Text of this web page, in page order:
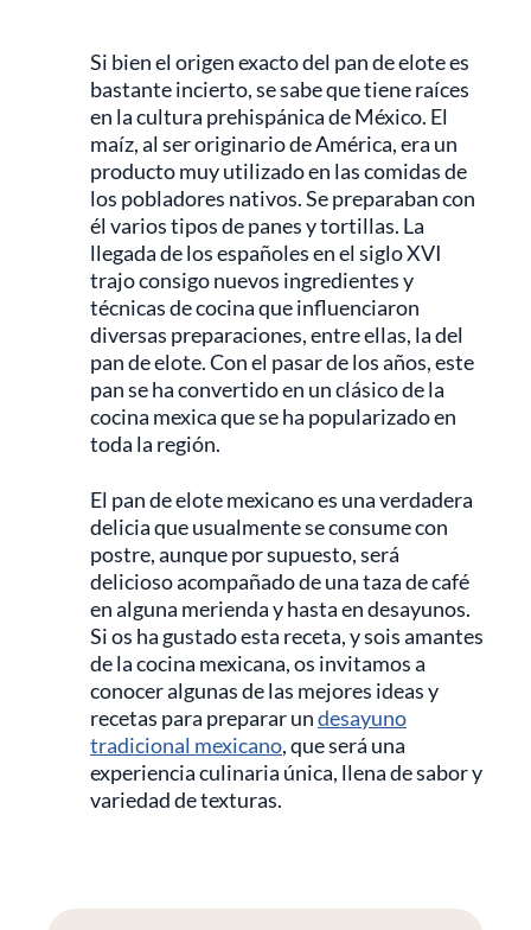
Si bien el origen exacto del pan de elote es
bastante incierto, se sabe que tiene raíces
en la cultura prehispánica de México. El
maíz, al ser originario de América, era un
producto muy utilizado en las comidas de
los pobladores nativos. Se preparaban con
él varios tipos de panes y tortillas. La
llegada de los españoles en el siglo XVI
trajo consigo nuevos ingredientes y
técnicas de cocina que influenciaron
diversas preparaciones, entre ellas, la del
pan de elote. Con el pasar de los años, este
pan se ha convertido en un clásico de la
cocina mexica que se ha popularizado en
toda la región.
El pan de elote mexicano es una verdadera
delicia que usualmente se consume con
postre, aunque por supuesto, será
delicioso acompañado de una taza de café
en alguna merienda y hasta en desayunos.
Si os ha gustado esta receta, y sois amantes
de la cocina mexicana, os invitamos a
conocer algunas de las mejores ideas y
recetas para preparar undesayuno
tradicional mexicano, que será una
experiencia culinaria única, llena de sabor y
variedad de texturas.